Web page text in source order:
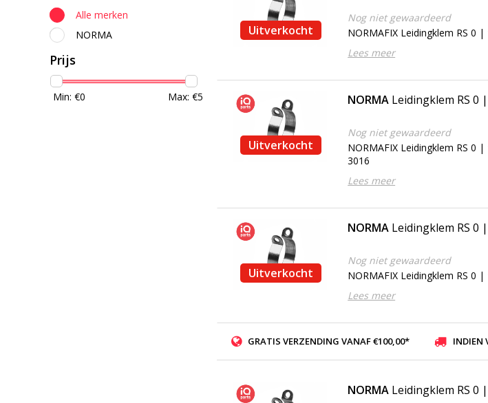
Alle merken
NORMA
Prijs
Min: €0 Max: €5
Uitverkocht
Nog niet gewaardeerd
NORMAFIX Leidingklem RS 0
Lees meer
Uitverkocht
NORMA Leidingklem RS 0
Nog niet gewaardeerd
NORMAFIX Leidingklem RS 0
3016
Lees meer
Uitverkocht
NORMA Leidingklem RS 0
Nog niet gewaardeerd
NORMAFIX Leidingklem RS 0
Lees meer
GRATIS VERZENDING VANAF €100,00* INDIEN
NORMA Leidingklem RS 0